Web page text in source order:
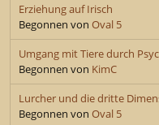
Erziehung auf Irisch
Begonnen von Oval 5
Umgang mit Tiere durch
Begonnen von KimC
Lurcher und die dritte
Begonnen von Oval 5